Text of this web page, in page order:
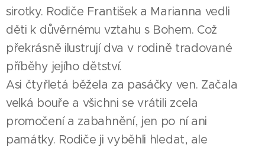
sirotky. Rodiče František a Marianna vedli
děti k důvěrnému vztahu s Bohem. Což
překrásně ilustrují dva v rodině tradované
příběhy jejího dětství.
Asi čtyřletá běžela za pasáčky ven. Začala
velká bouře a všichni se vrátili zcela
promočení a zabahnění, jen po ní ani
památky. Rodiče ji vyběhli hledat, ale